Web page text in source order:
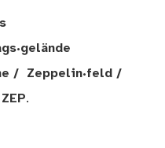
/ Zeppelin·feld /
.